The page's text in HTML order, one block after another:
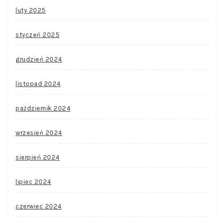
luty 2025
styczeń 2025
grudzień 2024
listopad 2024
październik 2024
wrzesień 2024
sierpień 2024
lipiec 2024
czerwiec 2024